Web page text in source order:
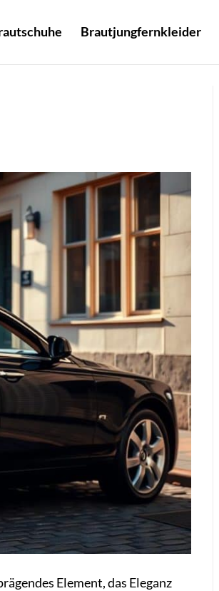
Brautjungfernkleider
Element, das Eleganz